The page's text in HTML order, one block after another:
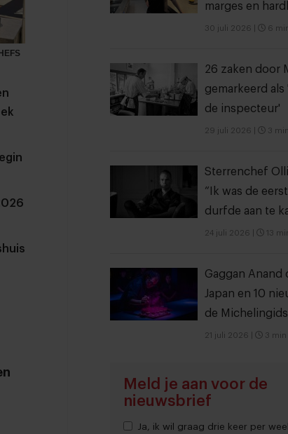
marges en
30 juli 2026 6
26 zaken door
gemarkeerd als
de inspecteur'
29 juli 2026 3 min
Sterrenchef
“Ik was de
durfde aan te
24 juli 2026 13
Gaggan
Japan en 10
de Michelingids
21 juli 2026 3 min
Meld je aan voor de
nieuwsbrief
Ja, ik wil graag drie keer per